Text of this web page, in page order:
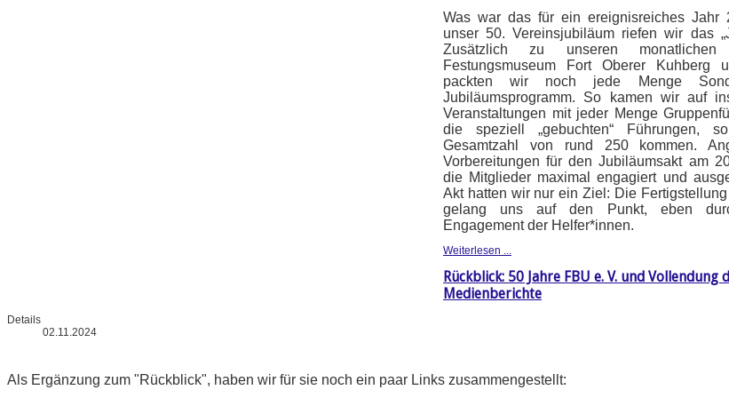
Was war das für ein ereignisreiches Jahr
unser 50. Vereinsjubiläum riefen wir das
Zusätzlich zu unseren monatlichen
Festungsmuseum Fort Oberer Kuhberg
packten wir noch jede Menge
Jubiläumsprogramm. So kamen wir auf
Veranstaltungen mit jeder Menge
die speziell „gebuchten“ Führungen,
Gesamtzahl von rund 250 kommen.
Vorbereitungen für den Jubiläumsakt am
die Mitglieder maximal engagiert und
Akt hatten wir nur ein Ziel: Die
gelang uns auf den Punkt, eben
Engagement der Helfer*innen.
Weiterlesen ...
Rückblick: 50 Jahre FBU e. V. und Vollendung
Medienberichte
Details
02.11.2024
Als Ergänzung zum "Rückblick", haben wir für sie noch ein paar Links zusammengestellt: